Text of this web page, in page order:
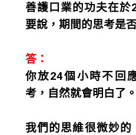
善護口業的功夫在
要說，期間的思考是
答：
你放24個小時不回
考，自然就會明白了。
我們的思維很微妙的